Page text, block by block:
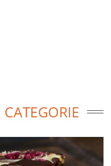
CATEGORIE